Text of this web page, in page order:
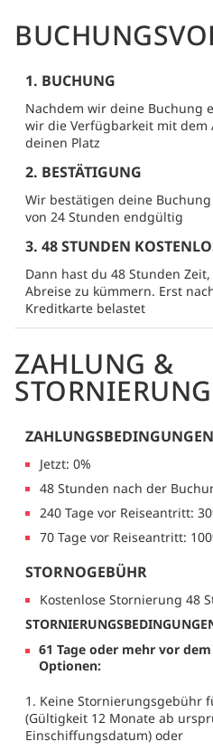
1. BUCHUNG
Nachdem wir deine Buchung
wir die Verfügbarkeit mit
deinen Platz
2. BESTÄTIGUNG
Wir bestätigen deine
von 24 Stunden endgültig
3. 48 STUNDEN
Dann hast du 48 Stunden
Abreise zu kümmern. Erst
Kreditkarte belastet
ZAHLUNG &
STORNIERUNG
ZAHLUNGSBEDINGUNGEN
Jetzt: 0%
48 Stunden nach der
240 Tage vor Reiseantritt:
70 Tage vor Reiseantritt:
STORNOGEBÜHR
Kostenlose Stornierung 48
61 Tage oder mehr vor
Optionen:
1. Keine Stornierungsgebühr
(Gültigkeit 12 Monate ab
Einschiffungsdatum) oder